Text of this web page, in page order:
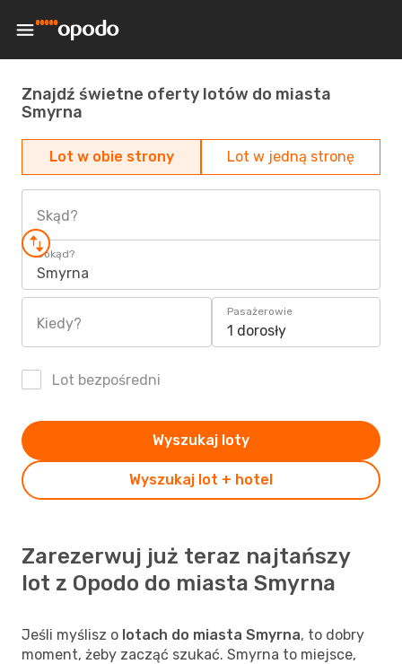
Znajdź świetne oferty lotów do miasta
Smyrna
Lot w obie strony Lot w jedną stronę
Skąd?
Dokąd?
Smyrna
Kiedy?
Pasażerowie
1 dorosły
Lot bezpośredni
Wyszukaj lot + hotel
Wyszukaj loty
Zarezerwuj już teraz najtańszy
lot z Opodo do miasta Smyrna
Jeśli myślisz o lotach do miasta Smyrna, to dobry
moment, żeby zacząć szukać. Smyrna to miejsce,